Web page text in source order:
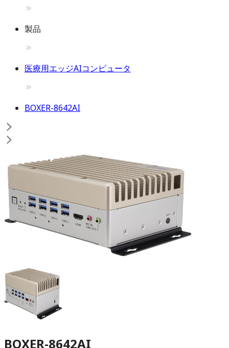
製品
医療用エッジAIコンピュータ
BOXER-8642AI
BOXER-8642AI